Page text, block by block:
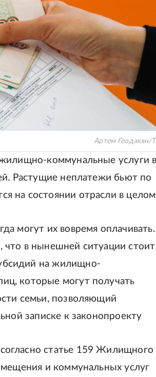
Артем Геодакян/
коммунальные услуги
Растущие неплатежи бьют по
на состоянии отрасли в
могут их вовремя оплачивать.
в нынешней ситуации стоит
на жилищно-
которые могут получать
семьи, позволяющий
записке к законопроекту
статье 159 Жилищного
и коммунальных услуг